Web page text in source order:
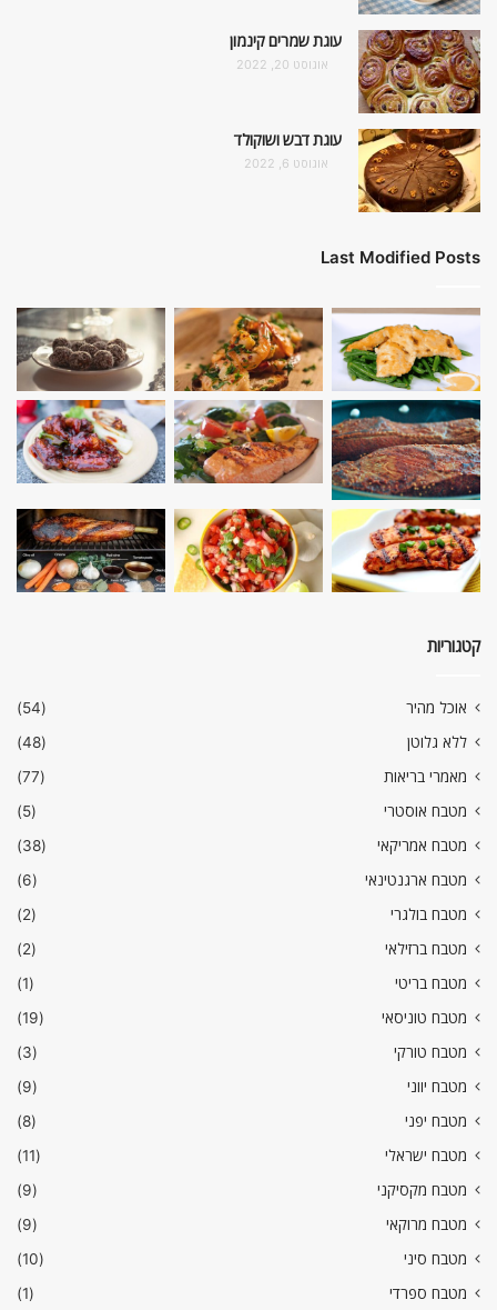
עוגת שמרים קינמון
אוגוסט 20, 2022
עוגת דבש ושוקולד
אוגוסט 6, 2022
Last Modified Posts
קטגוריות
אוכל מהיר
(54)
ללא גלוטן
(48)
מאמרי בריאות
(77)
מטבח אוסטרי
(5)
מטבח אמריקאי
(38)
מטבח ארגנטינאי
(6)
מטבח בולגרי
(2)
מטבח ברזילאי
(2)
מטבח בריטי
(1)
מטבח טוניסאי
(19)
מטבח טורקי
(3)
מטבח יווני
(9)
מטבח יפני
(8)
מטבח ישראלי
(11)
מטבח מקסיקני
(9)
מטבח מרוקאי
(9)
מטבח סיני
(10)
מטבח ספרדי
(1)